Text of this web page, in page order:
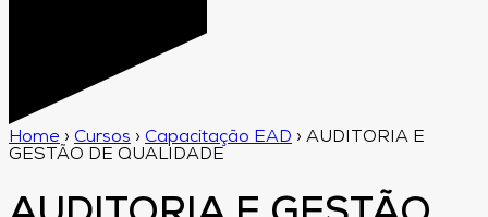
Home › Cursos › Capacitação EAD › AUDITORIA E
GESTÃO DE QUALIDADE